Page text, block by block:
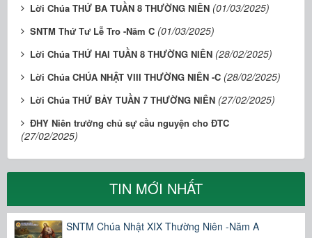
Lời Chúa THỨ BA TUẦN 8 THƯỜNG NIÊN (01/03/2025)
SNTM Thứ Tư Lễ Tro -Năm C (01/03/2025)
Lời Chúa THỨ HAI TUẦN 8 THƯỜNG NIÊN (28/02/2025)
Lời Chúa CHÚA NHẬT VIII THƯỜNG NIÊN -C (28/02/2025)
Lời Chúa THỨ BẢY TUẦN 7 THƯỜNG NIÊN (27/02/2025)
ĐHY Niên trưởng chủ sự cầu nguyện cho ĐTC
(27/02/2025)
TIN MỚI NHẤT
SNTM Chúa Nhật XIX Thường Niên -Năm A